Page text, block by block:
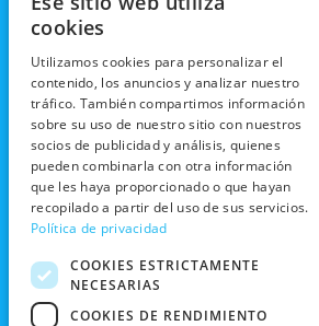
m
RESPONSABILIDAD
SOCIAL
TRABAJA
CON
NOSOTROS
NUESTRAS
BLACK
FRIDAY
CONTACTO
ENVÍOS
RECOGIDA
EN TIENDA
DEVOLUCIONES
Y CAMBIOS
CANCELAR
PEDIDO
POLÍTICA DE
PRIVACIDAD
CONDICIONES
DE COMPRA
cookies
Utilizamos cookies para personalizar el
contenido, los anuncios y analizar nuestro
tráfico. También compartimos información
sobre su uso de nuestro sitio con nuestros
socios de publicidad y análisis, quienes
pueden combinarla con otra información
que les haya proporcionado o que hayan
recopilado a partir del uso de sus servicios.
Política de privacidad
COOKIES ESTRICTAMENTE
NECESARIAS
COOKIES DE RENDIMIENTO